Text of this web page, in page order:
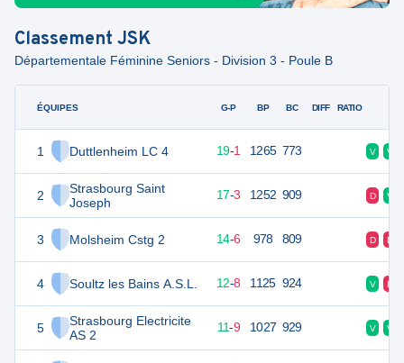
Classement JSK
Départementale Féminine Seniors - Division 3 - Poule B
ÉQUIPES
1 Duttlenheim LC 4
2
Strasbourg Saint
Joseph
3 Molsheim Cstg 2
4 Soultz les Bains A.S.L.
5
Strasbourg Electricite
AS 2
G-P BP BC DIFF RATIO
39 19-1 1265 773 V V
37 17-3 1252 909 D V
34 14-6 978 809 D D
32 20 12-8 1125 924 V D
31 20 11-9 1027 929 V V